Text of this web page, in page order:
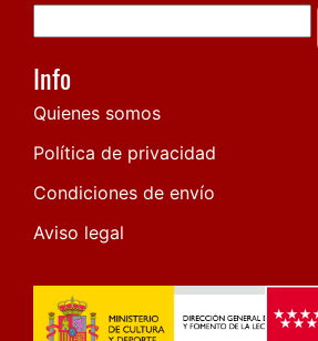
Info
Quienes somos
Política de privacidad
Condiciones de envío
Aviso legal